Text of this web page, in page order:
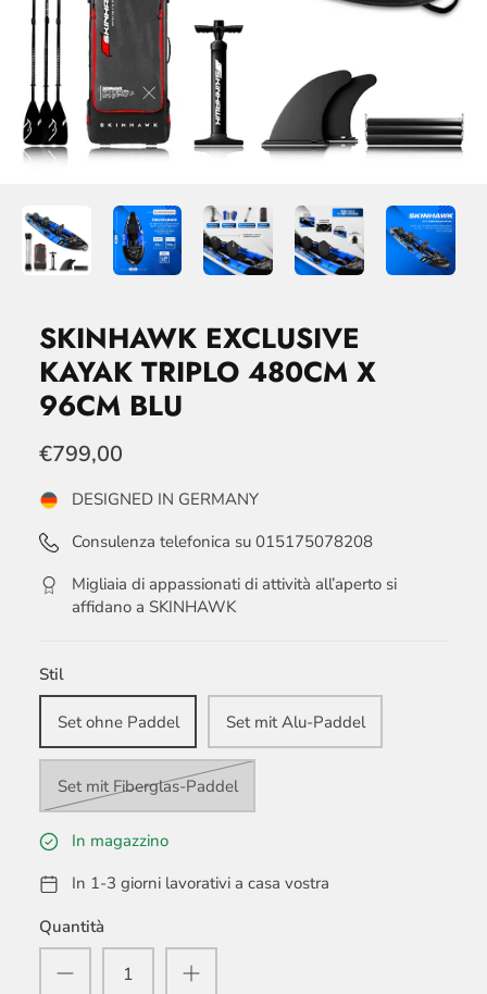
SKINHAWK EXCLUSIVE
KAYAK TRIPLO 480CM X
96CM BLU
€799,00
DESIGNED IN GERMANY
Consulenza telefonica su 015175078208
Migliaia di appassionati di attività all’aperto si
affidano a SKINHAWK
Stil
Set ohne Paddel Set mit Alu-Paddel
Set mit Fiberglas-Paddel
In magazzino
In 1-3 giorni lavorativi a casa vostra
Quantità